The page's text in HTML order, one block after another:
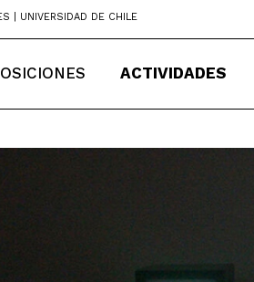
| UNIVERSIDAD DE CHILE
ACTIVIDADES